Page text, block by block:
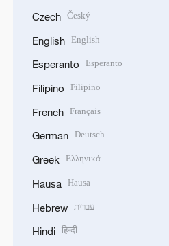
Czech Český
English English
Esperanto Esperanto
Filipino Filipino
French Français
German Deutsch
Greek Ελληνικά
Hausa Hausa
Hebrew עברית
Hindi हिन्दी